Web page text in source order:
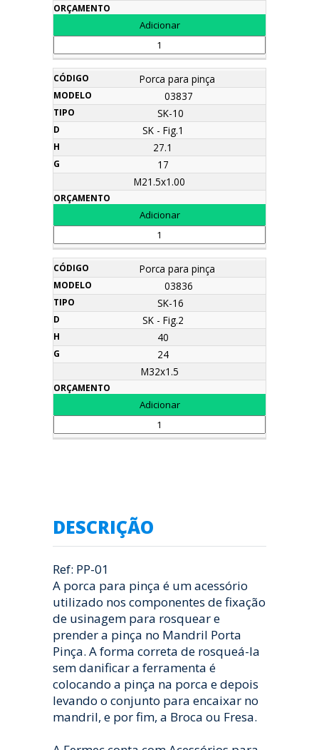
Porca para pinça
03837
SK-10
SK - Fig.1
27.1
17
M21.5x1.00
Porca para pinça
03836
SK-16
SK - Fig.2
40
24
M32x1.5
DESCRIÇÃO
Ref: PP-01
A porca para pinça é um acessório
utilizado nos componentes de fixação
de usinagem para rosquear e
prender a pinça no Mandril Porta
Pinça. A forma correta de rosqueá-la
sem danificar a ferramenta é
colocando a pinça na porca e depois
levando o conjunto para encaixar no
mandril, e por fim, a Broca ou Fresa.